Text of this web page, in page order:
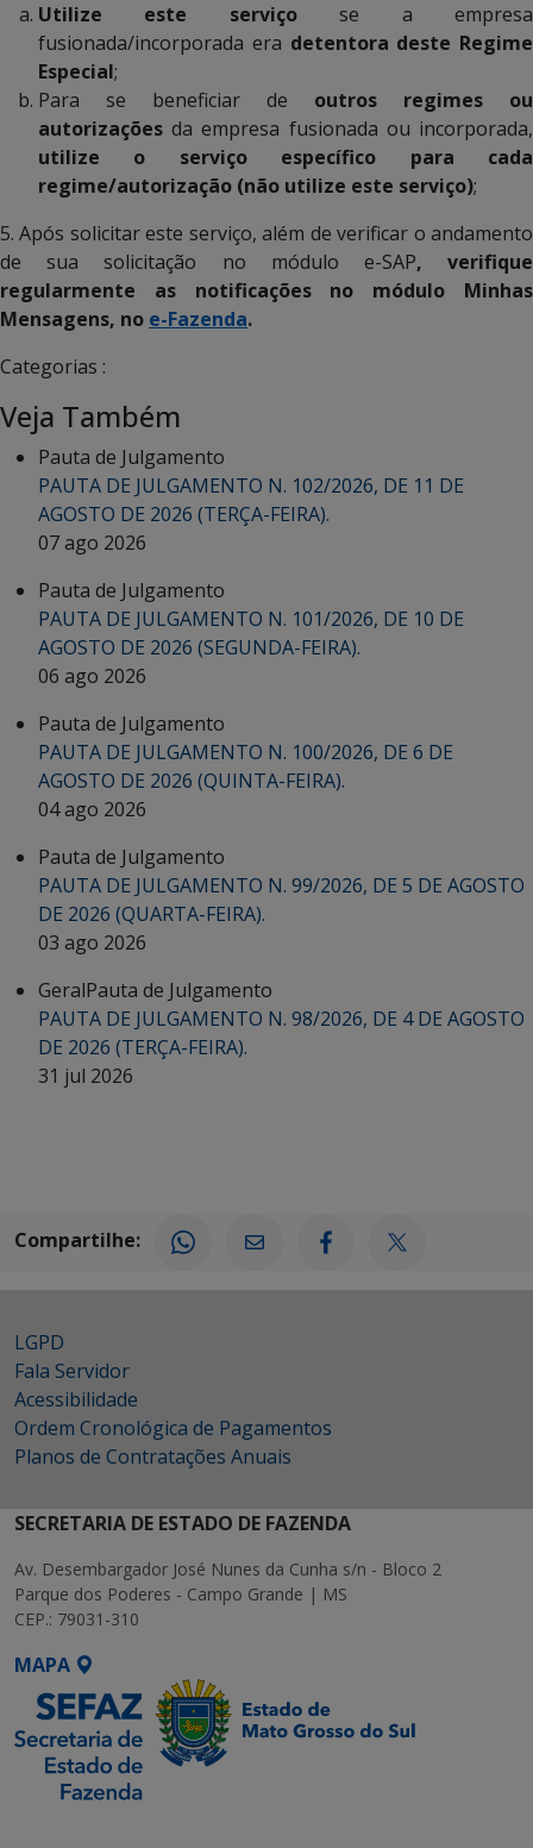
Utilize este serviçose a empresa
fusionada/incorporada era detentora deste Regime
Especial;
Para se beneficiar de outros regimes ou
autorizações da empresa fusionada ou incorporada,
utilize o serviço específico para cada
regime/autorização (não utilize este serviço);
5. Após solicitar este serviço, além de verificar o andamento
de sua solicitação no módulo e-SAP, verifique
regularmente as notificações no módulo Minhas
Mensagens, no e-Fazenda.
Categorias :
Veja Também
Pauta de Julgamento
PAUTA DE JULGAMENTO N. 102/2026, DE 11 DE
AGOSTO DE 2026 (TERÇA-FEIRA).
07 ago 2026
Pauta de Julgamento
PAUTA DE JULGAMENTO N. 101/2026, DE 10 DE
AGOSTO DE 2026 (SEGUNDA-FEIRA).
06 ago 2026
Pauta de Julgamento
PAUTA DE JULGAMENTO N. 100/2026, DE 6 DE
AGOSTO DE 2026 (QUINTA-FEIRA).
04 ago 2026
Pauta de Julgamento
PAUTA DE JULGAMENTO N. 99/2026, DE 5 DE AGOSTO
DE 2026 (QUARTA-FEIRA).
03 ago 2026
GeralPauta de Julgamento
PAUTA DE JULGAMENTO N. 98/2026, DE 4 DE AGOSTO
DE 2026 (TERÇA-FEIRA).
31 jul 2026
Compartilhe:
LGPD
Fala Servidor
Acessibilidade
Ordem Cronológica de Pagamentos
Planos de Contratações Anuais
SECRETARIA DE ESTADO DE FAZENDA
Av. Desembargador José Nunes da Cunha s/n - Bloco 2
Parque dos Poderes - Campo Grande | MS
CEP.: 79031-310
MAPA